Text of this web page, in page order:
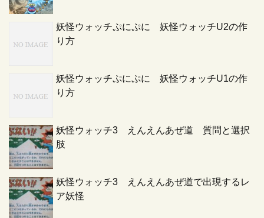
妖怪ウォッチぷにぷに 妖怪ウォッチU2の作
り方
妖怪ウォッチぷにぷに 妖怪ウォッチU1の作
り方
妖怪ウォッチ3 えんえんあぜ道 質問と選択
肢
妖怪ウォッチ3 えんえんあぜ道で出現するレ
ア妖怪